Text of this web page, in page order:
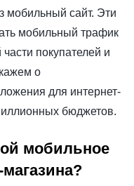
мобильный сайт. Эти
мобильный трафик
покупателей и
о
для интернет-
бюджетов.
мобильное